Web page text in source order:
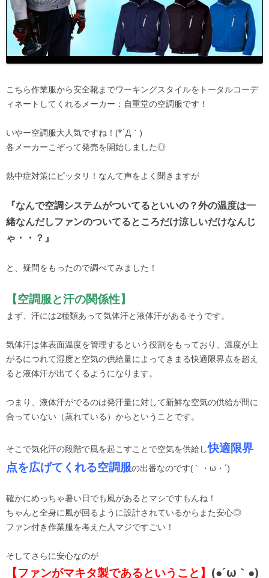
こちら作業服から安全靴までワーキングスタイルをトータルコーデ
ィネートしてくれるメーカー：自重堂の空調服です！
いやー空調服大人気ですね！(*´Д｀)
各メーカーこぞって発売を開始しました◎
熱中症対策にピッタリ！なんて声をよく聞きますが
『なんで空調システムがついてるといいの？外の温度は一
緒なんだしファンのついてるところだけ涼しいだけなんじ
ゃ・・？』
と、疑問をもったので調べてみました！
【空調服と汗の関係性】
まず、汗には2種類あって気体汗と液体汗があるそうです。
気体汗は体表面温度を管理するという役割をもっており、温度が上
がるにつれて湿度と空気の供給量によってきまる快適限界点を超え
ると液体汗が出てくるようになります。
つまり、液体汗がでるのは発汗量に対して新鮮な空気の供給が間に
合っていない（蒸れている）からということです。
そこで気化汗の段階で風を起こすことで空気を供給し快適限界
点を広げてくれる空調服の出番なのです(｀・ω・´)
確かにめっちゃ暑い日でも風があるとマシですもんね！
ちゃんと全身に風が回るように設計されているからまた安心◎
ファン付き作業服を考えた人マジですごい！
そしてさらに安心なのが
【ファンがマキタ製であるということ】 (●´ω｀●)